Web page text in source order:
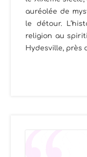
auréolée de
le détour.
religion au
Hydesville, près